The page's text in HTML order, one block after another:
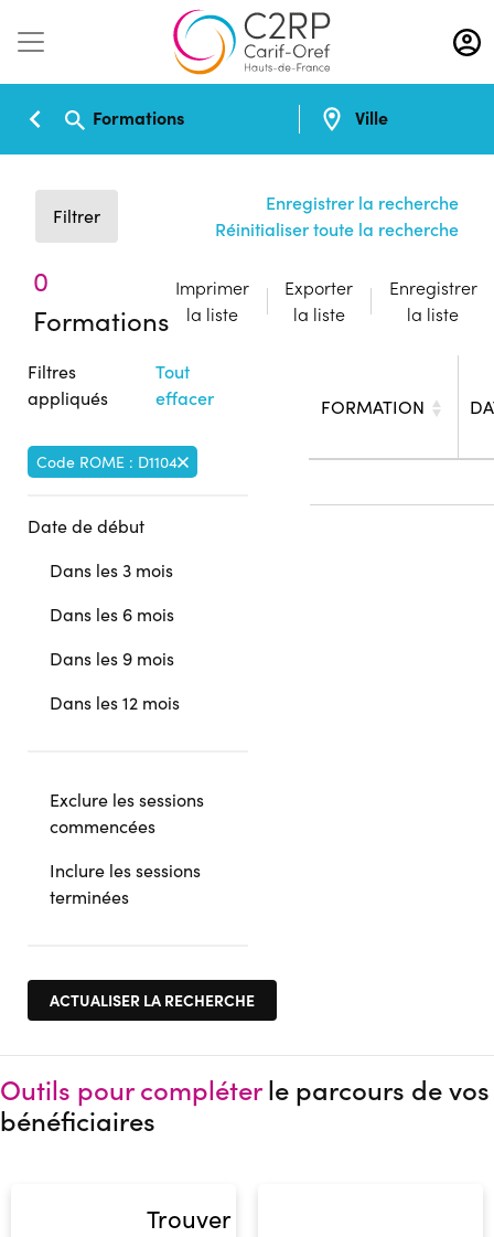
Aller
au
contenu
Formations Ville
Filtrer
Enregistrer la recherche
Réinitialiser toute la recherche
0
Formations
Imprimer
la liste
Exporter
la liste
Enregistrer
la liste
Filtres
appliqués
Tout
effacer
Code ROME : D1104
Date de début
Dans les 3 mois
Dans les 6 mois
Dans les 9 mois
Dans les 12 mois
Exclure les sessions
commencées
Inclure les sessions
terminées
FORMATION
Outils pour compléterle parcours de vos
bénéficiaires
Trouver